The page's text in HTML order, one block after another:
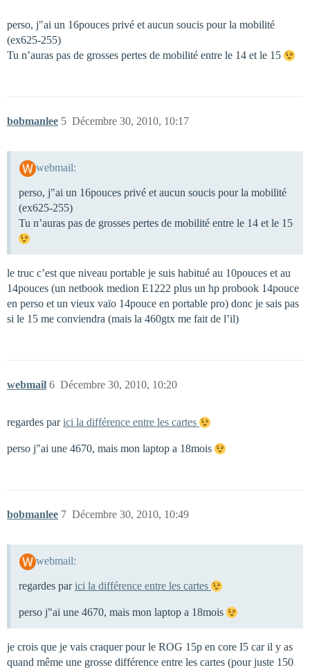
perso, j"ai un 16pouces privé et aucun soucis pour la mobilité
(ex625-255)
Tu n’auras pas de grosses pertes de mobilité entre le 14 et le 15
bobmanlee Décembre 30, 2010, 10:17
5
webmail:
perso, j"ai un 16pouces privé et aucun soucis pour la mobilité
(ex625-255)
Tu n’auras pas de grosses pertes de mobilité entre le 14 et le 15
le truc c’est que niveau portable je suis habitué au 10pouces et au
14pouces (un netbook medion E1222 plus un hp probook 14pouce
en perso et un vieux vaïo 14pouce en portable pro) donc je sais pas
si le 15 me conviendra (mais la 460gtx me fait de l’il)
webmail Décembre 30, 2010, 10:20
6
regardes parici la différence entre les cartes
perso j"ai une 4670, mais mon laptop a 18mois
bobmanlee Décembre 30, 2010, 10:49
7
webmail:
regardes parici la différence entre les cartes
perso j"ai une 4670, mais mon laptop a 18mois
je crois que je vais craquer pour le ROG 15p en core I5 car il y as
quand même une grosse différence entre les cartes (pour juste 150